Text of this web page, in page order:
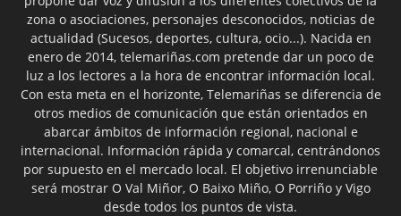
zona o asociaciones, personajes desconocidos, noticias de
actualidad (Sucesos, deportes, cultura, ocio...). Nacida en
enero de 2014, telemariñas.com pretende dar un poco de
luz a los lectores a la hora de encontrar información local.
Con esta meta en el horizonte, Telemariñas se diferencia de
otros medios de comunicación que están orientados en
abarcar ámbitos de información regional, nacional e
internacional. Información rápida y comarcal, centrándonos
por supuesto en el mercado local. El objetivo irrenunciable
será mostrar O Val Miñor, O Baixo Miño, O Porriño y Vigo
desde todos los puntos de vista.